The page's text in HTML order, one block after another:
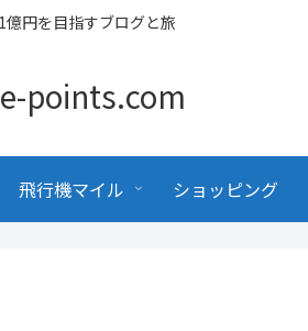
億円を目指すブログと旅
points.com
飛行機マイル ショッピング